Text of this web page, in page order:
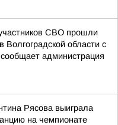
СВО прошли
Волгоградской области с
администрация
Рясова выиграла
на чемпионате